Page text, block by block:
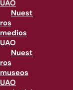
UAO
Nuest
ros
medios
UAO
Nuest
ros
museos
UAO